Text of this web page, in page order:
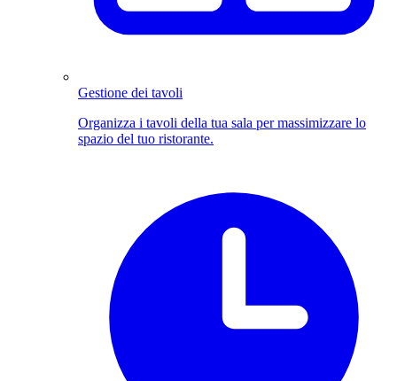
Gestione dei tavoli
Organizza i tavoli della tua sala per massimizzare lo
spazio del tuo ristorante.